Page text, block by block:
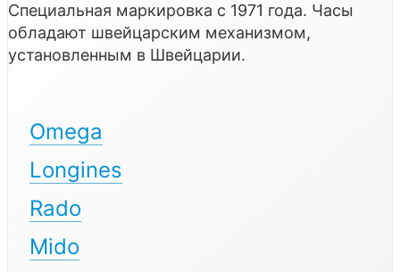
Специальная маркировка с 1971 года. Часы
обладают швейцарским механизмом,
установленным в Швейцарии.
Omega
Longines
Rado
Mido